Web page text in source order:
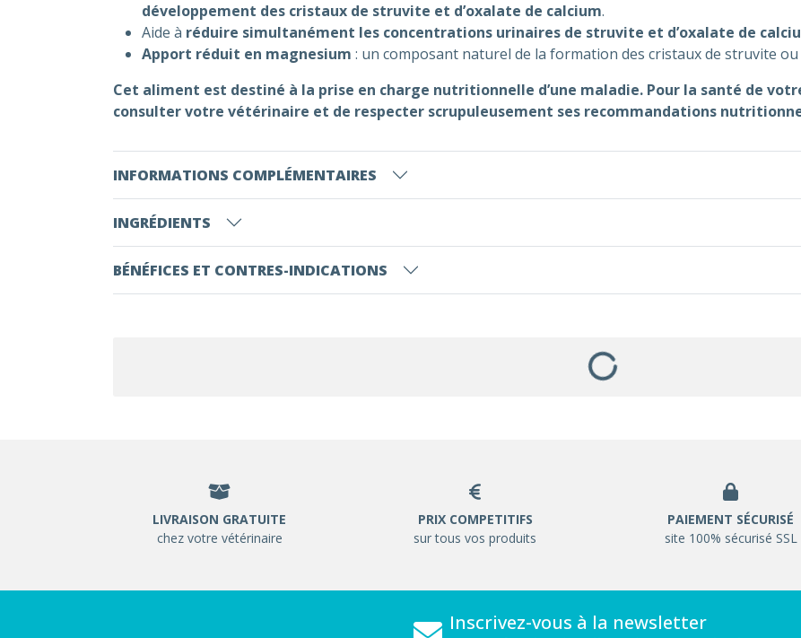
développement des cristaux de struvite et d’oxalate de calcium.
Aide à réduire simultanément les concentrations urinaires de struvite et d’oxalate de
Apport réduit en magnesium : un composant naturel de la formation des cristaux de struvite
Cet aliment est destiné à la prise en charge nutritionnelle d’une maladie. Pour la santé de
consulter votre vétérinaire et de respecter scrupuleusement ses recommandations
INFORMATIONS COMPLÉMENTAIRES
INGRÉDIENTS
BÉNÉFICES ET CONTRES-INDICATIONS
LIVRAISON GRATUITE
chez votre vétérinaire
PRIX COMPETITIFS
sur tous vos produits
PAIEMENT SÉCURISÉ
site 100% sécurisé SSL
Inscrivez-vous à la newsletter